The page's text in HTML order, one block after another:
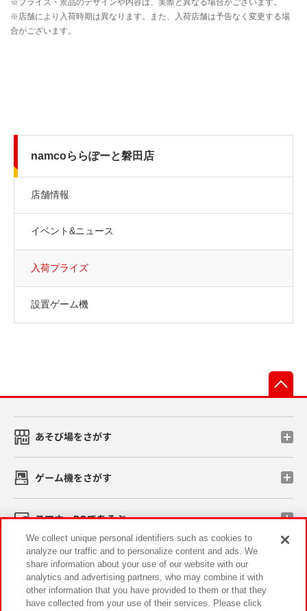
namcoららぽーと磐田店
店舗情報
イベント&ニュース
入荷プライズ
設置ゲーム機
あそび場をさがす
ゲーム機をさがす
スマホ・PCであそぶ
イベント・キャンペーン
We collect unique personal identifiers such as cookies to
analyze our traffic and to personalize content and ads. We
share information about your use of our website with our
analytics and advertising partners, who may combine it with
other information that you have provided to them or that they
have collected from your use of their services. Please click